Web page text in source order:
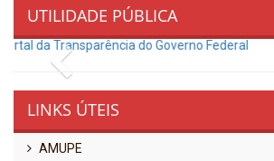
UTILIDADE PÚBLICA
Previous
LINKS ÚTEIS
AMUPE